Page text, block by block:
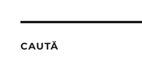
CAUTĂ